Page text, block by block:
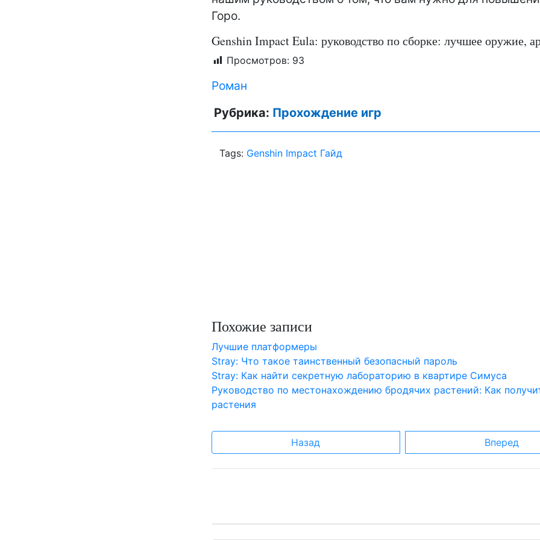
Горо.
Genshin Impact Eula: руководство по сборке: лучшее оружие,
Просмотров: 93
Роман
Рубрика: Прохождение игр
Tags: Genshin Impact Гайд
Похожие записи
Лучшие платформеры
Stray: Что такое таинственный безопасный пароль
Stray: Как найти секретную лабораторию в квартире Симуса
Руководство по местонахождению бродячих растений: Как
растения
Назад Вперед